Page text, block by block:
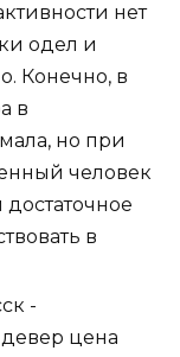
нет
одел и
Конечно, в
в
но при
человек
в
-
цена